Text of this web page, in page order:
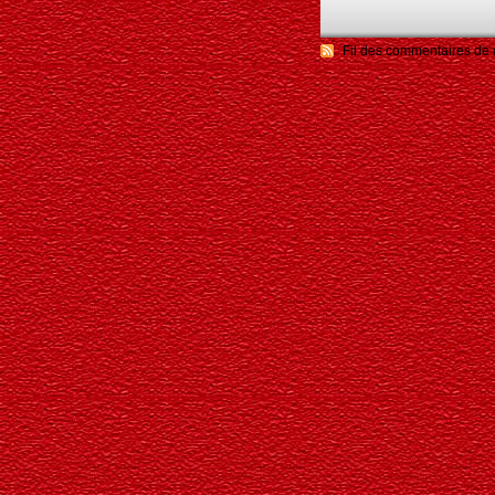
Fil des commentaires de